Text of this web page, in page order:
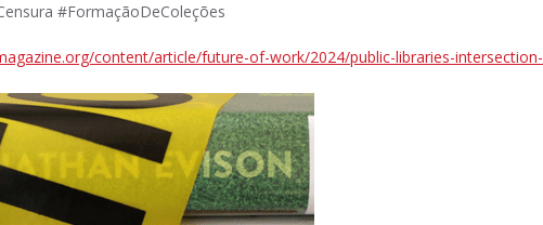
#FormaçãoDeColeções
content/article/future-of-work/2024/public-libraries-intersection-